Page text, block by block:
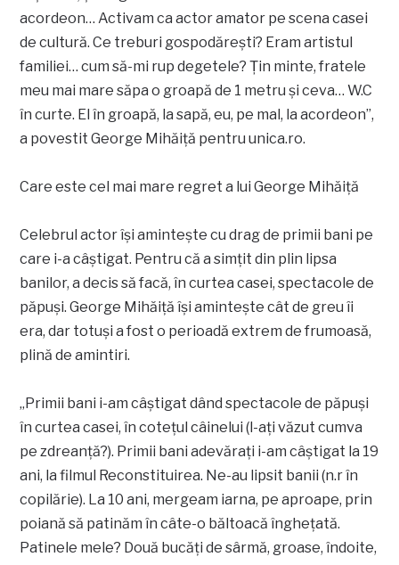
acordeon… Activam ca actor amator pe scena casei
de cultură. Ce treburi gospodărești? Eram artistul
familiei… cum să-mi rup degetele? Țin minte, fratele
meu mai mare săpa o groapă de 1 metru și ceva… W.C
în curte. El în groapă, la sapă, eu, pe mal, la acordeon”,
a povestit George Mihăiță pentru unica.ro.
Care este cel mai mare regret a lui George Mihăiță
Celebrul actor își amintește cu drag de primii bani pe
care i-a câștigat. Pentru că a simțit din plin lipsa
banilor, a decis să facă, în curtea casei, spectacole de
păpuși. George Mihăiță își amintește cât de greu îi
era, dar totuși a fost o perioadă extrem de frumoasă,
plină de amintiri.
„Primii bani i-am câștigat dând spectacole de păpuși
în curtea casei, în cotețul câinelui (l-ați văzut cumva
pe zdreanță?). Primii bani adevărați i-am câștigat la 19
ani, la filmul Reconstituirea. Ne-au lipsit banii (n.r în
copilărie). La 10 ani, mergeam iarna, pe aproape, prin
poiană să patinăm în câte-o băltoacă înghețată.
Patinele mele? Două bucăți de sârmă, groase, îndoite,